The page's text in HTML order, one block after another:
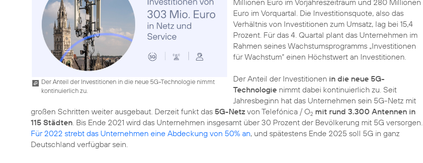
Der Anteil der Investitionen in die neue 5G-Technologie nimmt
kontinuierlich zu.
Millionen Euro im Vorjahreszeitraum und 280 Millionen
Euro im Vorquartal. Die Investitionsquote, also das
Verhältnis von Investitionen zum Umsatz, lag bei 15,4
Prozent. Für das 4. Quartal plant das Unternehmen im
Rahmen seines Wachstumsprogramms „Investitionen
für Wachstum“ einen Höchstwert an Investitionen.
Der Anteil der Investitionen in die neue 5G-
Technologienimmt dabei kontinuierlich zu. Seit
Jahresbeginn hat das Unternehmen sein 5G-Netz mit
großen Schritten weiter ausgebaut. Derzeit funkt das 5G-Netz von Telefónica / O2 mit rund 3.300 Antennen in
115 Städten. Bis Ende 2021 wird das Unternehmen insgesamt über 30 Prozent der Bevölkerung mit 5G versorgen.
Für 2022 strebt das Unternehmen eine Abdeckung von 50% an, und spätestens Ende 2025 soll 5G in ganz
Deutschland verfügbar sein.